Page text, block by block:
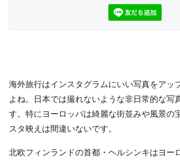
海外旅行はインスタグラムにいい写真をアッ
よね。日本では撮れないような非日常的な写
す。特にヨーロッパは綺麗な街並みや風景の
スタ映えは間違いないです。
北欧フィンランドの首都・ヘルシンキはヨー